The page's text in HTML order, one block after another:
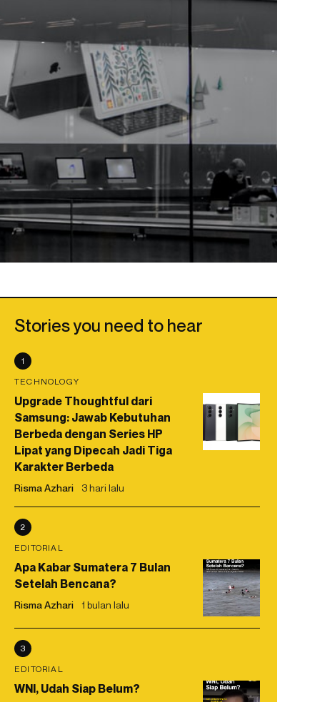
Stories you need to hear
1
TECHNOLOGY
Upgrade Thoughtful dari
Samsung: Jawab Kebutuhan
Berbeda dengan Series HP
Lipat yang Dipecah Jadi Tiga
Karakter Berbeda
Risma Azhari 3 hari lalu
2
EDITORIAL
Apa Kabar Sumatera 7 Bulan
Setelah Bencana?
Risma Azhari 1 bulan lalu
3
EDITORIAL
WNI, Udah Siap Belum?